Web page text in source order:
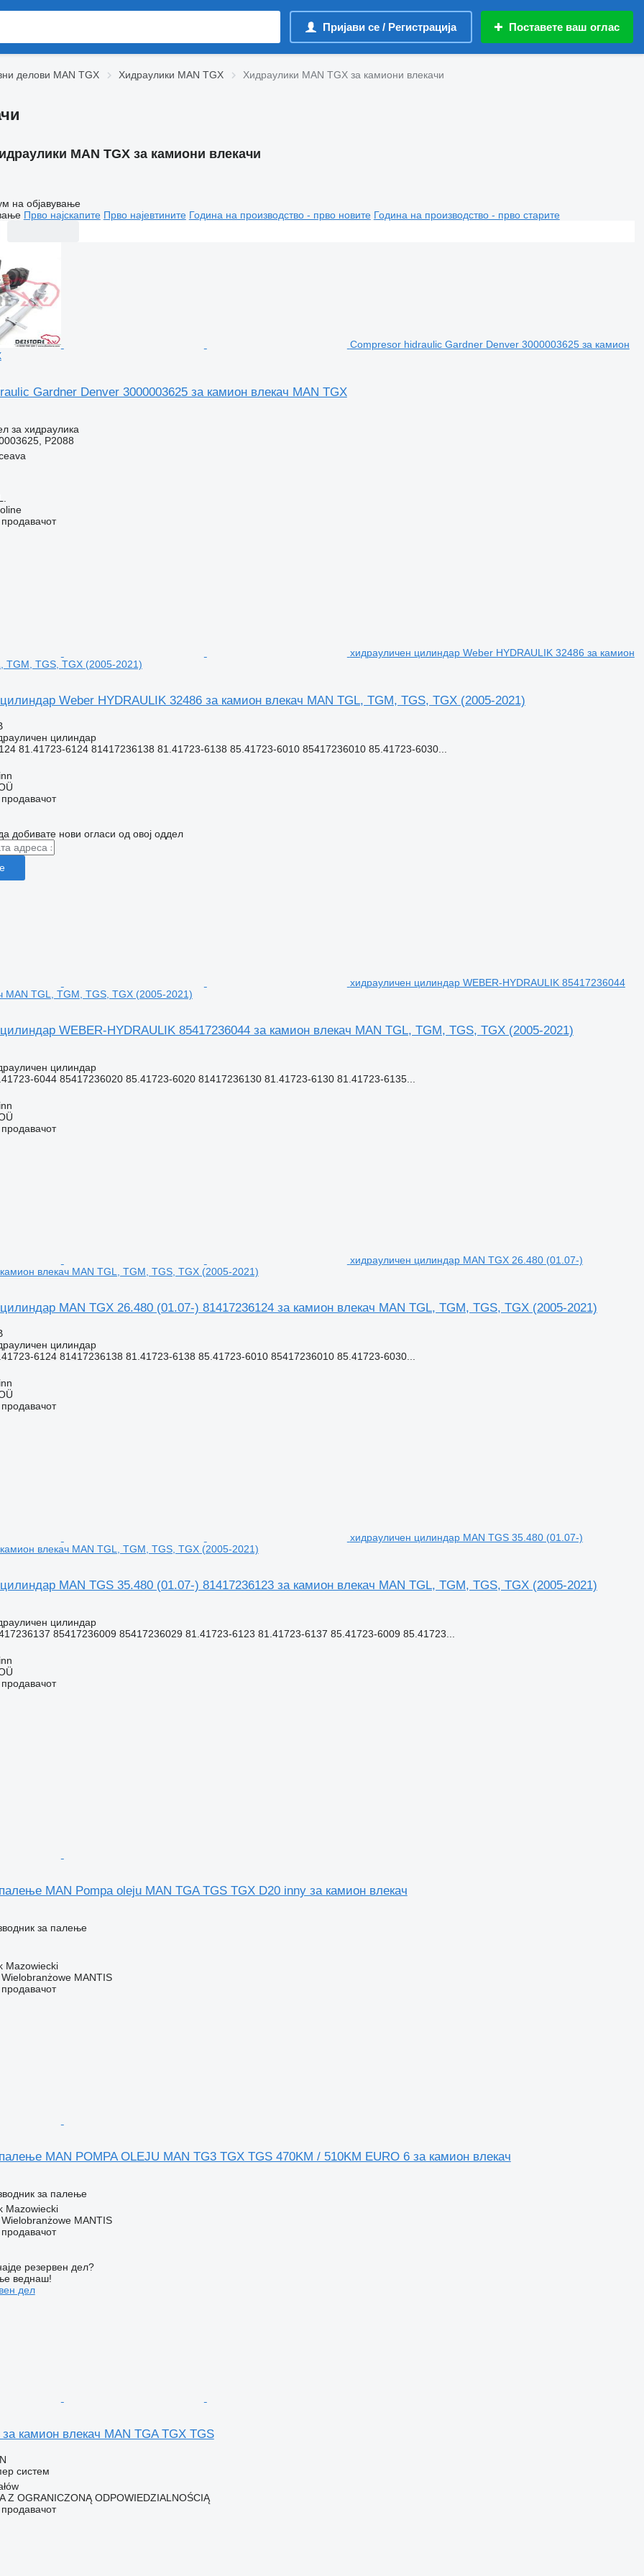
Пријави се / Регистрација Поставете ваш оглас
делови MAN TGX Хидраулики MAN TGX Хидраулики MAN TGX за камиони влекачи
MAN TGX за камиони влекачи
на објавување
Прво најскапите Прво најевтините Година на производство - прво новите Година на производство - прво старите
Compresor hidraulic Gardner Denver 3000003625 за камион
Gardner Denver 3000003625 за камион влекач MAN TGX
за хидраулика
P2088
продавачот
хидрауличен цилиндар Weber HYDRAULIK 32486 за камион
TGM, TGS, TGX (2005-2021)
Weber HYDRAULIK 32486 за камион влекач MAN TGL, TGM, TGS, TGX (2005-2021)
цилиндар
81.41723-6124 81417236138 81.41723-6138 85.41723-6010 85417236010 85.41723-6030...
продавачот
добивате нови огласи од овој оддел
хидрауличен цилиндар WEBER-HYDRAULIK 85417236044
MAN TGL, TGM, TGS, TGX (2005-2021)
WEBER-HYDRAULIK 85417236044 за камион влекач MAN TGL, TGM, TGS, TGX (2005-2021)
цилиндар
6044 85417236020 85.41723-6020 81417236130 81.41723-6130 81.41723-6135...
продавачот
хидрауличен цилиндар MAN TGX 26.480 (01.07-)
влекач MAN TGL, TGM, TGS, TGX (2005-2021)
MAN TGX 26.480 (01.07-) 81417236124 за камион влекач MAN TGL, TGM, TGS, TGX (2005-2021)
цилиндар
6124 81417236138 81.41723-6138 85.41723-6010 85417236010 85.41723-6030...
продавачот
хидрауличен цилиндар MAN TGS 35.480 (01.07-)
влекач MAN TGL, TGM, TGS, TGX (2005-2021)
MAN TGS 35.480 (01.07-) 81417236123 за камион влекач MAN TGL, TGM, TGS, TGX (2005-2021)
цилиндар
85417236009 85417236029 81.41723-6123 81.41723-6137 85.41723-6009 85.41723...
продавачот
MAN Pompa oleju MAN TGA TGS TGX D20 inny за камион влекач
за палење
Mazowiecki
MANTIS
продавачот
MAN POMPA OLEJU MAN TG3 TGX TGS 470KM / 510KM EURO 6 за камион влекач
за палење
Mazowiecki
MANTIS
продавачот
резервен дел?
веднаш!
дел
камион влекач MAN TGA TGX TGS
систем
Z OGRANICZONĄ ODPOWIEDZIALNOŚCIĄ
продавачот